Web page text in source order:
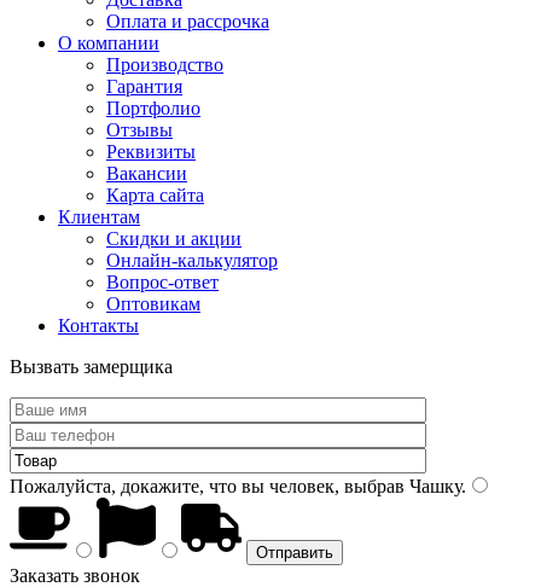
Оплата и рассрочка
О компании
Производство
Гарантия
Портфолио
Отзывы
Реквизиты
Вакансии
Карта сайта
Клиентам
Скидки и акции
Онлайн-калькулятор
Вопрос-ответ
Оптовикам
Контакты
Вызвать замерщика
Пожалуйста, докажите, что вы человек, выбрав Чашку.
Заказать звонок